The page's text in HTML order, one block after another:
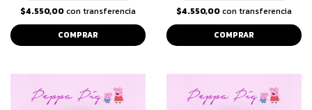
$4.550,00con transferencia
COMPRAR
$4.550,00con transferencia
COMPRAR